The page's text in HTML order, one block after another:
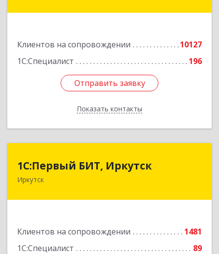
Клиентов на сопровождении
10127
1С:Специалист
196
Отправить заявку
Показать контакты
Отправить заявку
Назад
1С:Первый БИТ, Иркутск
Иркутск
Клиентов на сопровождении
1481
1С:Специалист
89
1С:Первый БИТ, Иркутск
664007, Иркутская обл, Иркутск г, Декабрьских